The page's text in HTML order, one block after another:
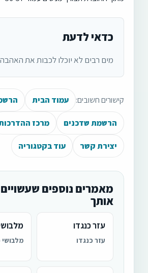
כדאי לדעת
מים רבים לא יוכלו לכבות את האהבה
קישורים חשובים: עמוד הבית
הרשמת שדכנים מרכז
יצירת קשר עוד בקטגוריה
מאמרים נוספים שעשויים
אותך
עזר כנגדו
עזר כנגדו מלבושי